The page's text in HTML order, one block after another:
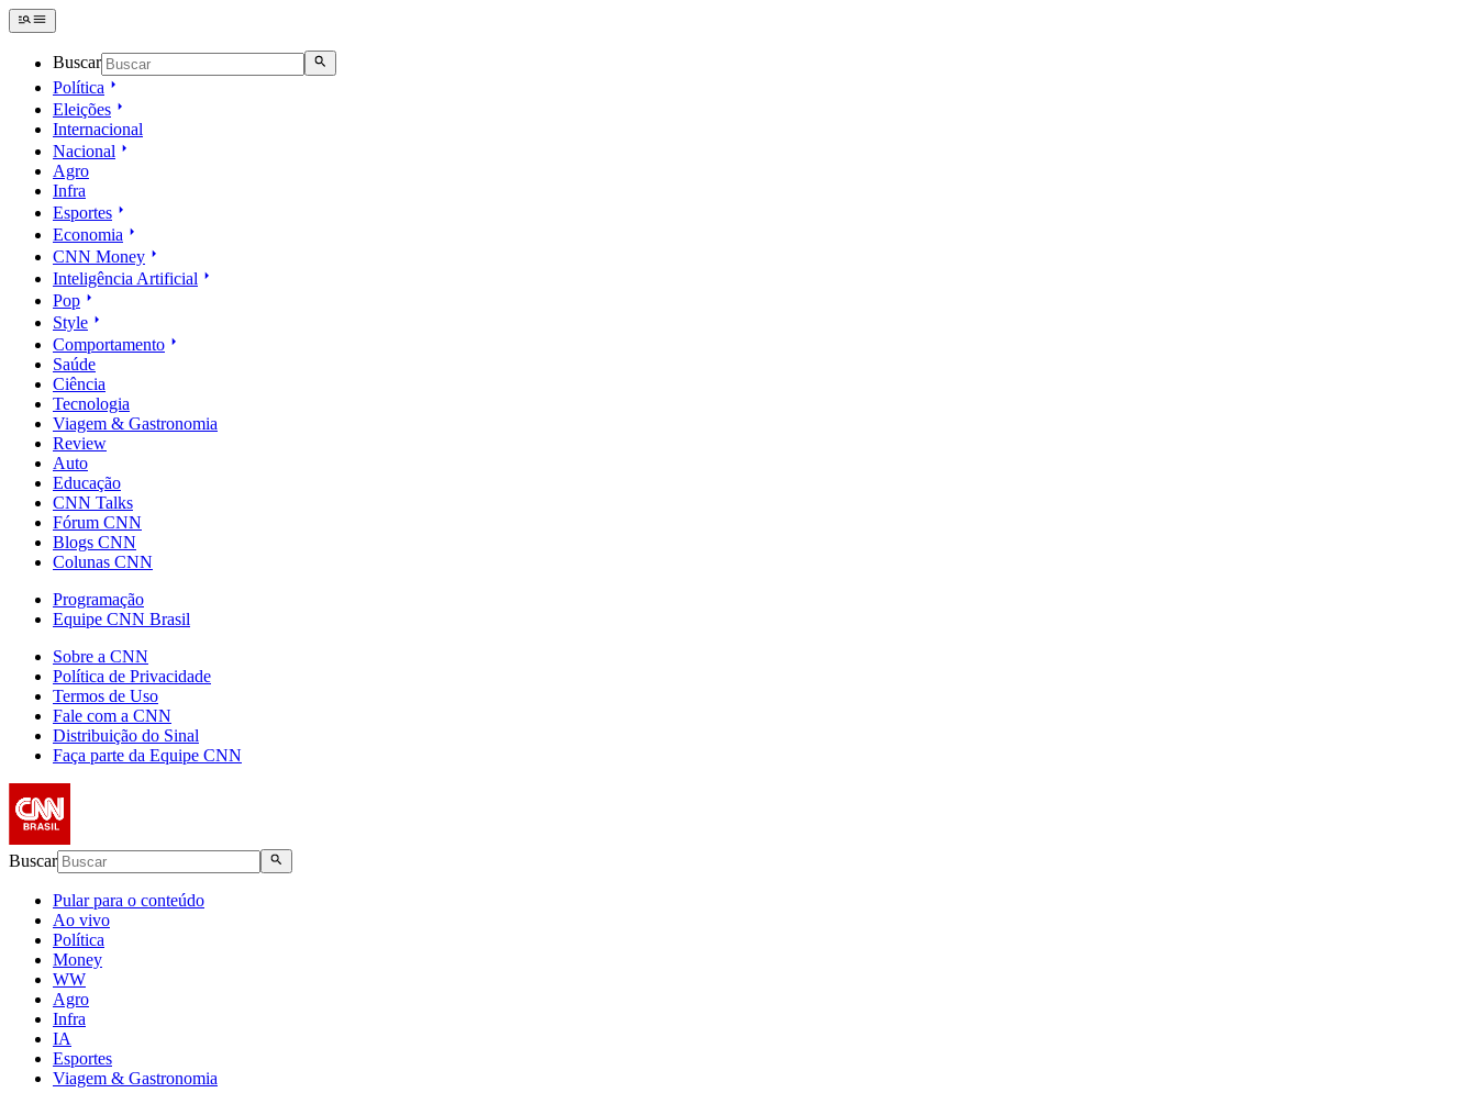
Buscar
Política
Eleições
Internacional
Nacional
Agro
Infra
Esportes
Economia
CNN Money
Inteligência Artificial
Pop
Style
Comportamento
Saúde
Ciência
Tecnologia
Viagem & Gastronomia
Review
Auto
Educação
CNN Talks
Fórum CNN
Blogs CNN
Colunas CNN
Programação
Equipe CNN Brasil
Sobre a CNN
Política de Privacidade
Termos de Uso
Fale com a CNN
Distribuição do Sinal
Faça parte da Equipe CNN
Buscar
Pular para o conteúdo
Ao vivo
Política
Money
WW
Agro
Infra
IA
Esportes
Viagem & Gastronomia